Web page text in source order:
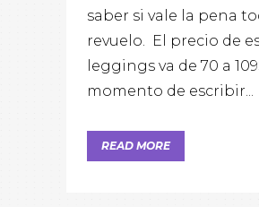
saber si vale la pena
revuelo. El precio de
leggings va de 70 a
momento de escribir...
READ MORE